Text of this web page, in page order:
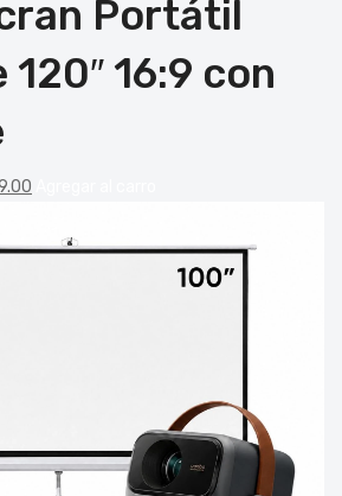
Portátil
120″ 16:9 con